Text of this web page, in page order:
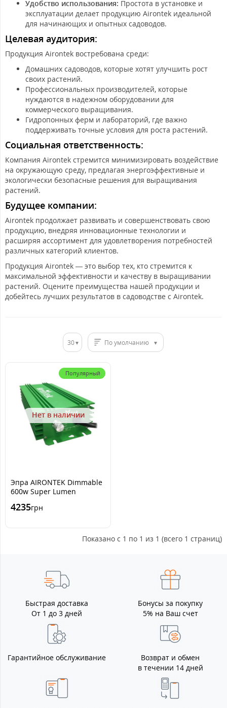
Удобство использования: Простота в установке и
эксплуатации делает продукцию Airontek идеальной
для начинающих и опытных садоводов.
Целевая аудитория:
Продукция Airontek востребована среди:
Домашних садоводов, которые хотят улучшить рост
своих растений.
Профессиональных производителей, которые
нуждаются в надежном оборудовании для
коммерческого выращивания.
Гидропонных ферм и лабораторий, где важно
поддерживать точные условия для роста растений.
Социальная ответственность:
Компания Airontek стремится минимизировать воздействие
на окружающую среду, предлагая энергоэффективные и
экологически безопасные решения для выращивания
растений.
Будущее компании:
Airontek продолжает развивать и совершенствовать свою
продукцию, внедряя инновационные технологии и
расширяя ассортимент для удовлетворения потребностей
различных категорий клиентов.
Продукция Airontek — это выбор тех, кто стремится к
максимальной эффективности и качеству в выращивании
растений. Оцените преимущества нашей продукции и
добейтесь лучших результатов в садоводстве с Airontek.
30 По умолчанию
Популярный
Нет в наличии
Эпра AIRONTEK Dimmable
600w Super Lumen
4235грн
Показано с 1 по 1 из 1 (всего 1 страниц)
Быстрая доставка
От 1 до 3 дней
Бонусы за покупку
5% на Ваш счет
Гарантийное обслуживание
Возврат и обмен
в течении 14 дней